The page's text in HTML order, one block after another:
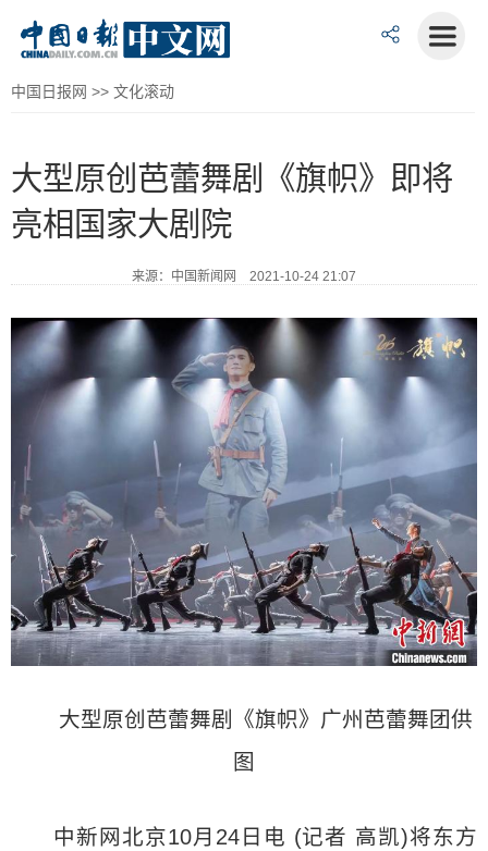
中国日报网 >> 文化滚动
大型原创芭蕾舞剧《旗帜》即将
亮相国家大剧院
来源：中国新闻网 2021-10-24 21:07
大型原创芭蕾舞剧《旗帜》广州芭蕾舞团供
图
中新网北京10月24日电 (记者 高凯)将东方